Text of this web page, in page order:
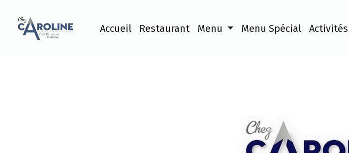
Accueil Restaurant Menu Menu Spécial Activités